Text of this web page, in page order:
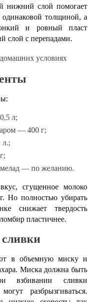
нижний слой помогает
одинаковой толщиной, а
и ровный пласт
слой с перепадами.
л;
— 400 г;
л.;
— по желанию.
сгущенное молоко
Но полностью убирать
снижает твердость
пластичнее.
в объемную миску и
Миска должна быть
взбивании сливки
разбрызгиваться.